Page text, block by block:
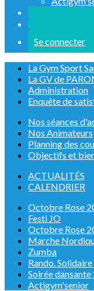
Se connecter
La Gym Sport
La GV de
Administration
Enquête de
Nos séances
Nos Animateurs
Planning des
Objectifs et
ACTUALITÉS
CALENDRIER
Octobre Rose
Festi JO
Octobre Rose
Marche
Zumba
Rando.
Soirée
Actigym'senior